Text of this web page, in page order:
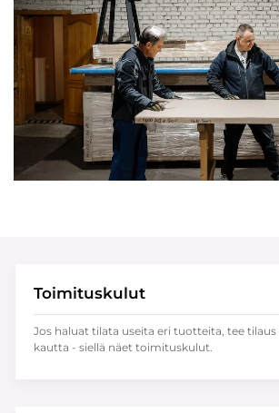
Toimituskulut
Jos haluat tilata useita eri tuotteita, tee
kautta - siellä näet toimituskulut.